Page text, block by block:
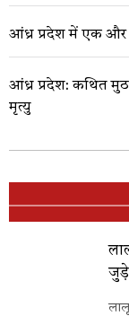
आंध्र प्रदेश में एक और
आंध्र प्रदेश: कथित
मृत्यु
जुड़े